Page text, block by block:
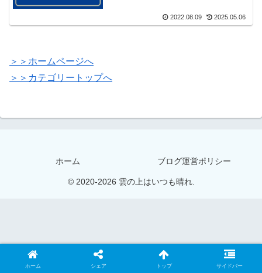
2022.08.09 2025.05.06
＞＞ホームページへ
＞＞カテゴリートップへ
ホーム ブログ運営ポリシー
© 2020-2026 雲の上はいつも晴れ.
ホーム シェア トップ サイドバー